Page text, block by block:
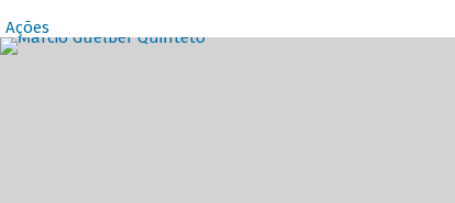
Ações
Destaques